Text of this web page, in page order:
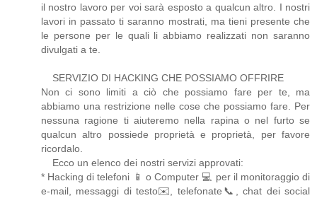
il nostro lavoro per voi sarà esposto a qualcun altro. I nostri
lavori in passato ti saranno mostrati, ma tieni presente che
le persone per le quali li abbiamo realizzati non saranno
divulgati a te.
SERVIZIO DI HACKING CHE POSSIAMO OFFRIRE
Non ci sono limiti a ciò che possiamo fare per te, ma
abbiamo una restrizione nelle cose che possiamo fare. Per
nessuna ragione ti aiuteremo nella rapina o nel furto se
qualcun altro possiede proprietà e proprietà, per favore
ricordalo.
Ecco un elenco dei nostri servizi approvati:
* Hacking di telefoni 📱 o Computer 💻 per il monitoraggio di
e-mail, messaggi di testo✉️, telefonate📞, chat dei social